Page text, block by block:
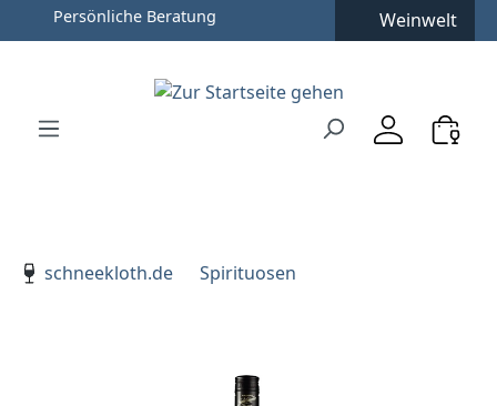
Zum Hauptinhalt springen
Zur Hauptnavigation springen
Persönliche Beratung Weinwelt
schneekloth.de
Spirituosen
Bildergalerie überspringen